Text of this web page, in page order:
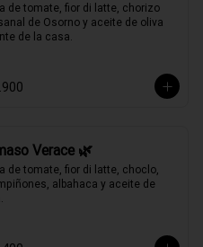
de tomate, fior di latte, chorizo
de Osorno y aceite de oliva
de la casa.
Verace 🌿
de tomate, fior di latte, choclo,
albahaca y aceite de